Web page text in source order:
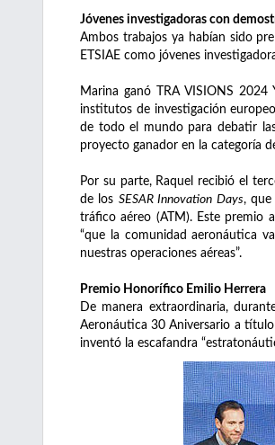
Jóvenes investigadoras con
Ambos trabajos ya habían sido
ETSIAE como jóvenes
Marina ganó TRA VISIONS
institutos de investigación
de todo el mundo para debatir
proyecto ganador en la categoría
Por su parte, Raquel recibió el
de los SESAR Innovation Days,
tráfico aéreo (ATM). Este premio
“que la comunidad aeronáutica
nuestras operaciones aéreas”.
Premio Honorífico Emilio Herrera
De manera extraordinaria,
Aeronáutica 30 Aniversario a
inventó la escafandra